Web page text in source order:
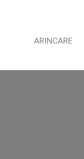
ARINCARE